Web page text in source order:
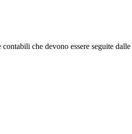
che devono essere seguite